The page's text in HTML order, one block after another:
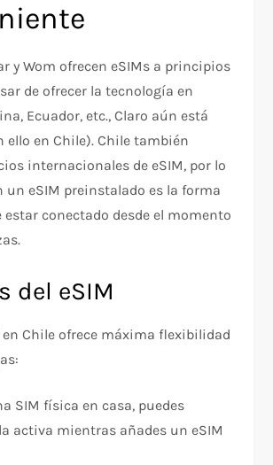
y Wom ofrecen eSIMs a principios
de ofrecer la tecnología en
Ecuador, etc., Claro aún está
ello en Chile). Chile también
internacionales de eSIM, por lo
un eSIM preinstalado es la forma
conectado desde el momento
del eSIM
en Chile ofrece máxima flexibilidad
SIM física en casa, puedes
activa mientras añades un eSIM